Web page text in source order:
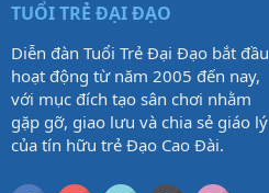
TUỔI TRẺ ĐẠI ĐẠO
Diễn đàn Tuổi Trẻ Đại Đạo bắt đầu
hoạt động từ năm 2005 đến nay,
với mục đích tạo sân chơi nhằm
gặp gỡ, giao lưu và chia sẻ giáo lý
của tín hữu trẻ Đạo Cao Đài.